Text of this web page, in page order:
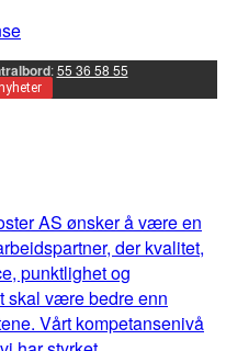
:55 36 58 55
AS ønsker å være en
der kvalitet,
punktlighet og
skal være bedre enn
Vårt kompetansenivå